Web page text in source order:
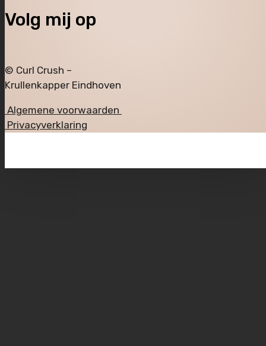
Volg mij op
© Curl Crush –
Krullenkapper Eindhoven
Algemene voorwaarden
Privacyverklaring